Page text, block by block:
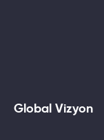
Global Vizyon